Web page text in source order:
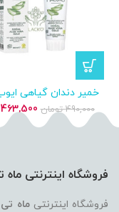
خمیر دندان گیاهی
تونجر عصاره490,000 تومان قیمت
اصلی
463,500
فروشگاه اینترنتی
فروشگاه اینترنتیماه